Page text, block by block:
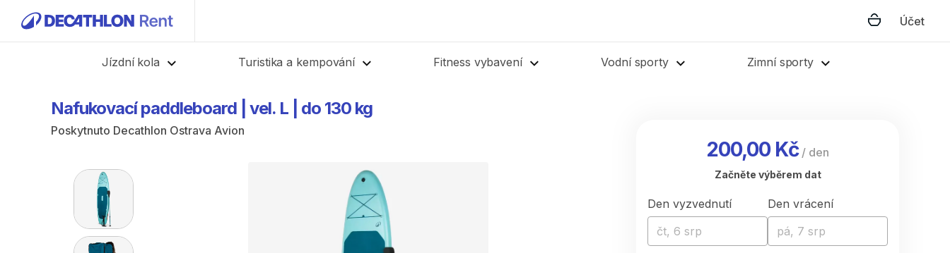
Účet
Jízdní kola Turistika a kempování Fitness vybavení Vodní sporty Zimní sporty
Nafukovací paddleboard vel. L do 130 kg
Poskytnuto Decathlon Ostrava Avion
200,00 Kč/ den
Začněte výběrem dat
Den vyzvednutí
čt, 6 srp
Den vrácení
pá, 7 srp